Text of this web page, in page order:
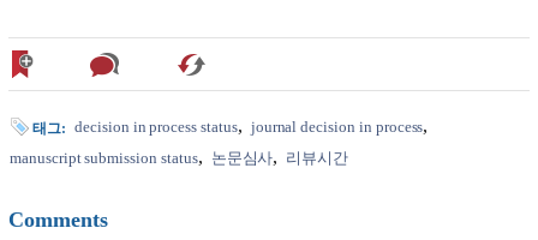
태그: decision in process status
journal decision in process
manuscript submission status
논문심사 리뷰시간
Comments